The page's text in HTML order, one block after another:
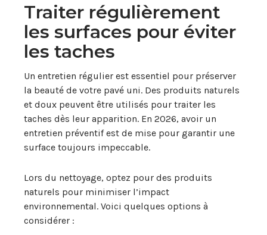
Traiter régulièrement
les surfaces pour éviter
les taches
Un entretien régulier est essentiel pour préserver
la beauté de votre pavé uni. Des produits naturels
et doux peuvent être utilisés pour traiter les
taches dès leur apparition. En 2026, avoir un
entretien préventif est de mise pour garantir une
surface toujours impeccable.
Lors du nettoyage, optez pour des produits
naturels pour minimiser l’impact
environnemental. Voici quelques options à
considérer :